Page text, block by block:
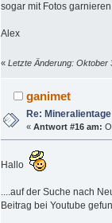
sogar mit Fotos
Alex
« Letzte Änderung: Oktober
ganimet
Re:
«Antwort #16 am:
Hallo
....auf der Suche nach
Beitrag bei Youtube